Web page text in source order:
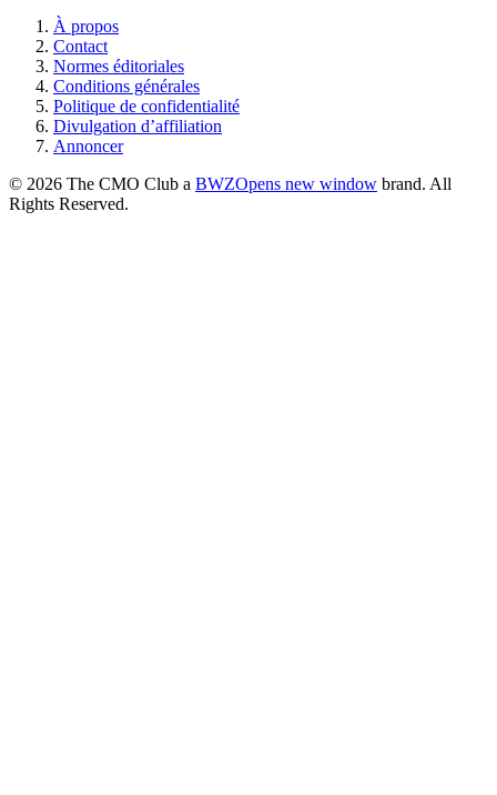
À propos
Contact
Normes éditoriales
Conditions générales
Politique de confidentialité
Divulgation d’affiliation
Annoncer
© 2026 The CMO Club a BWZOpens new window brand. All
Rights Reserved.